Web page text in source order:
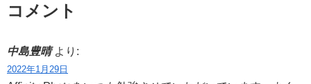
コメント
中島豊晴 より:
2022年1月29日